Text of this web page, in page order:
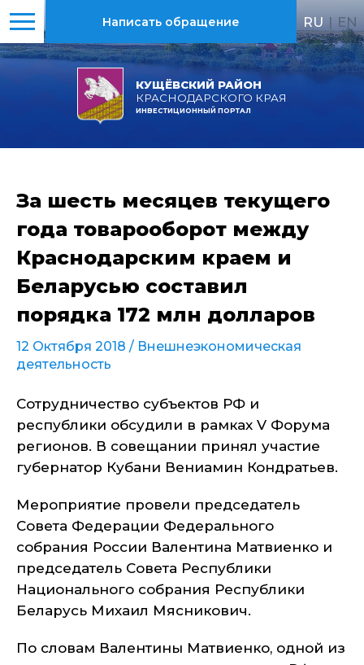
КУЩЁВСКИЙ РАЙОН
КРАСНОДАРСКОГО КРАЯ
ИНВЕСТИЦИОННЫЙ ПОРТАЛ
Написать обращение RU | EN
За шесть месяцев текущего
года товарооборот между
Краснодарским краем и
Беларусью составил
порядка 172 млн долларов
12 Октября 2018 / Внешнеэкономическая
деятельность
Сотрудничество субъектов РФ и
республики обсудили в рамках V Форума
регионов. В совещании принял участие
губернатор Кубани Вениамин Кондратьев.
Мероприятие провели председатель
Совета Федерации Федерального
собрания России Валентина Матвиенко и
председатель Совета Республики
Национального собрания Республики
Беларусь Михаил Мясникович.
По словам Валентины Матвиенко, одной из